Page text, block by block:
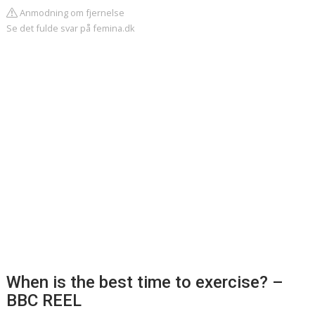
Anmodning om fjernelse
Se det fulde svar på femina.dk
When is the best time to exercise? –
BBC REEL